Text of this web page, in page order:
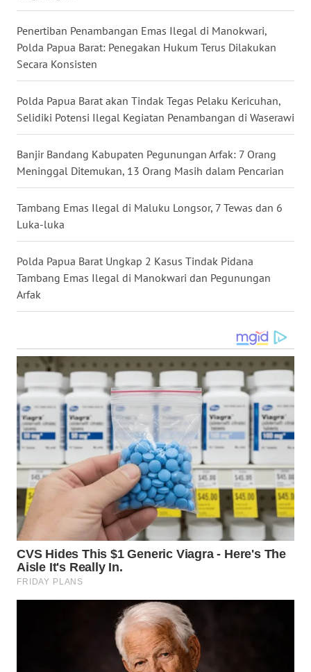
Penertiban Penambangan Emas Ilegal di Manokwari,
Polda Papua Barat: Penegakan Hukum Terus Dilakukan
Secara Konsisten
Polda Papua Barat akan Tindak Tegas Pelaku Kericuhan,
Selidiki Potensi Ilegal Kegiatan Penambangan di Waserawi
Banjir Bandang Kabupaten Pegunungan Arfak: 7 Orang
Meninggal Ditemukan, 13 Orang Masih dalam Pencarian
Tambang Emas Ilegal di Maluku Longsor, 7 Tewas dan 6
Luka-luka
Polda Papua Barat Ungkap 2 Kasus Tindak Pidana
Tambang Emas Ilegal di Manokwari dan Pegunungan
Arfak
WN
KALTARA
WN
KALSEL
WN
WN
SULUT
MALUKU
WN
MALUT
WN
DANAU
TOBA
WN
NIAS